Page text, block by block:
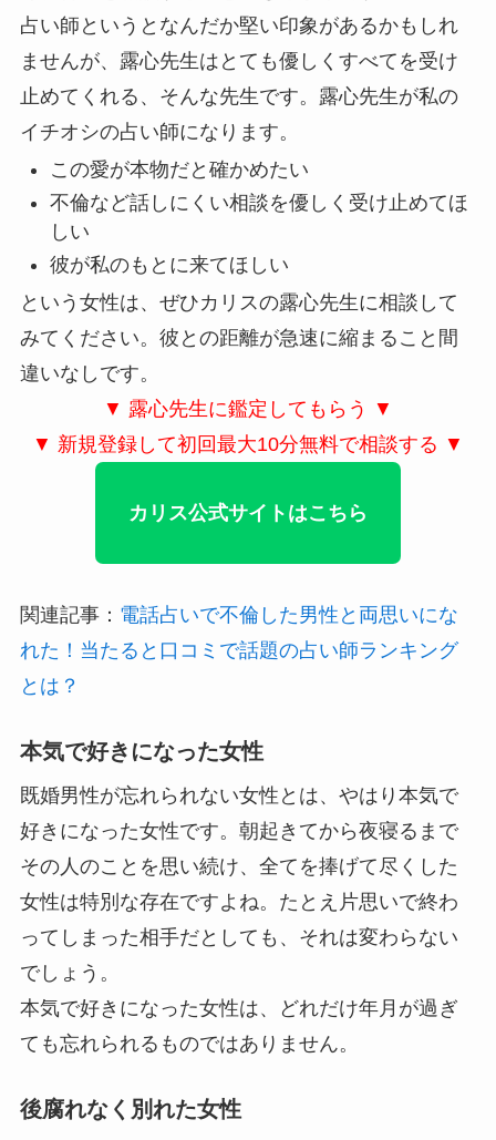
占い師というとなんだか堅い印象があるかもしれ
ませんが、露心先生はとても優しくすべてを受け
止めてくれる、そんな先生です。露心先生が私の
イチオシの占い師になります。
この愛が本物だと確かめたい
不倫など話しにくい相談を優しく受け止めてほ
しい
彼が私のもとに来てほしい
という女性は、ぜひカリスの露心先生に相談して
みてください。彼との距離が急速に縮まること間
違いなしです。
▼ 露心先生に鑑定してもらう ▼
▼ 新規登録して初回最大10分無料で相談する ▼
カリス公式サイトはこちら
関連記事： 電話占いで不倫した男性と両思いにな
れた！当たると口コミで話題の占い師ランキング
とは？
本気で好きになった女性
既婚男性が忘れられない女性とは、やはり本気で
好きになった女性です。朝起きてから夜寝るまで
その人のことを思い続け、全てを捧げて尽くした
女性は特別な存在ですよね。たとえ片思いで終わ
ってしまった相手だとしても、それは変わらない
でしょう。
本気で好きになった女性は、どれだけ年月が過ぎ
ても忘れられるものではありません。
後腐れなく別れた女性